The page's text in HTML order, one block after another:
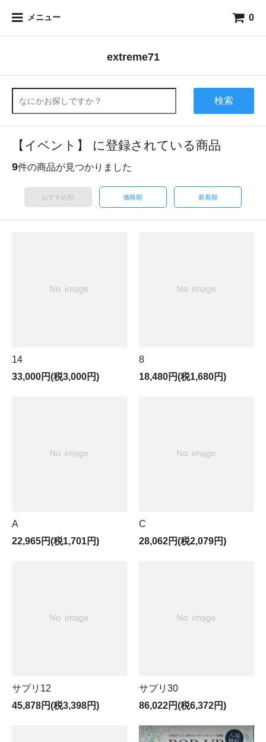
メニュー 0
extreme71
検索
【イベント】 に登録されている商品
9件の商品が見つかりました
おすすめ順 価格順 新着順
14
33,000円(税3,000円)
8
18,480円(税1,680円)
A
22,965円(税1,701円)
C
28,062円(税2,079円)
サプリ12
45,878円(税3,398円)
サプリ30
86,022円(税6,372円)